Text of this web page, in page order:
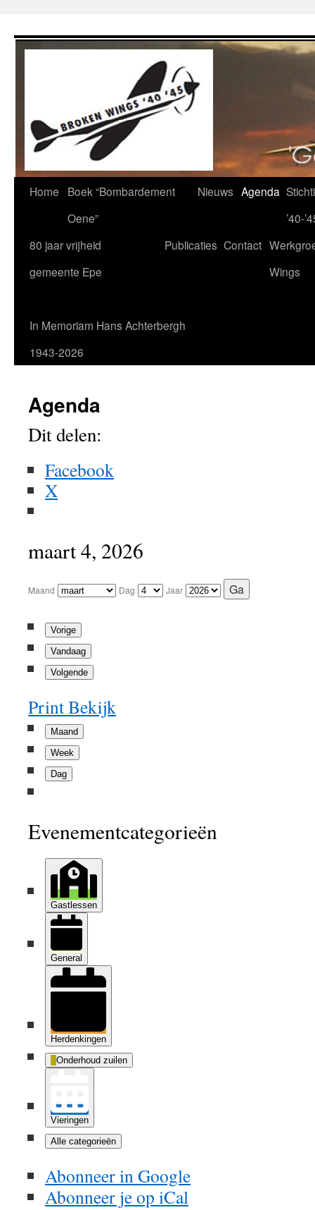
naar
Home
Boek “Bombardement
Oene”
Nieuws Agenda
’40-
80 jaar vrijheid
gemeente Epe
Publicaties Contact
Wings
In Memoriam Hans Achterbergh
1943-2026
Agenda
Dit delen:
Facebook
X
maart 4, 2026
Maand Dag Jaar
Vorige
Vandaag
Volgende
PrintBekijk
Maand
Week
Dag
Evenementcategorieën
Gastlessen
General
Herdenkingen
Onderhoud zuilen
Vieringen
Alle categorieën
Abonneer inGoogle
Abonneer je op iCal